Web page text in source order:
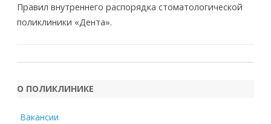
Правил внутреннего распорядка стоматологической
поликлиники «Дента».
О ПОЛИКЛИНИКЕ
Вакансии